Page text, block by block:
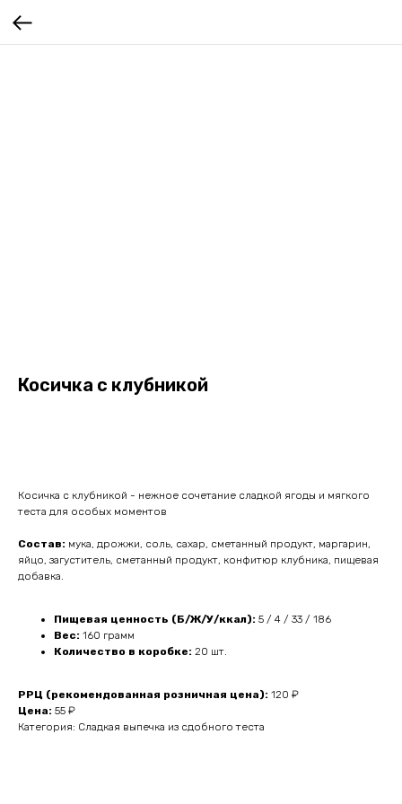
Косичка с клубникой
Косичка с клубникой - нежное сочетание сладкой ягоды и мягкого
теста для особых моментов
Состав: мука, дрожжи, соль, сахар, сметанный продукт, маргарин,
яйцо, загуститель, сметанный продукт, конфитюр клубника, пищевая
добавка.
Пищевая ценность (Б/Ж/У/ккал): 5 / 4 / 33 / 186
Вес: 160 грамм
Количество в коробке: 20 шт.
РРЦ (рекомендованная розничная цена): 120 ₽
Цена: 55 ₽
Категория: Сладкая выпечка из сдобного теста